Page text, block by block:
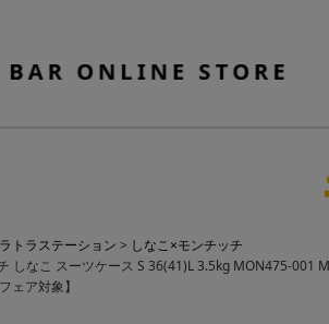
トラステーション
しなこ×モンチッチ
しなこ スーツケース S 36(41)L 3.5kg MON475-001
ェア対象】